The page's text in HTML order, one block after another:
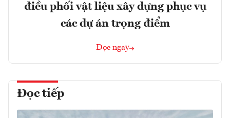
điều phối vật liệu xây dựng phục vụ
các dự án trọng điểm
Đọc ngay
Đọc tiếp